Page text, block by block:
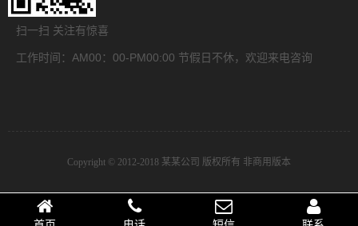
扫一扫 关注有惊喜
工作时间：AM00：00-PM00:00 节假日不休，欢迎来电咨询
Copyright © 2012-2018 某某公司 版权所有 非商用版本